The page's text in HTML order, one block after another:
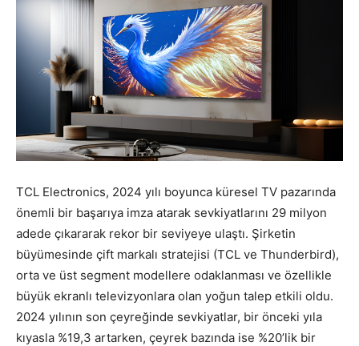
TCL Electronics, 2024 yılı boyunca küresel TV pazarında
önemli bir başarıya imza atarak sevkiyatlarını 29 milyon
adede çıkararak rekor bir seviyeye ulaştı. Şirketin
büyümesinde çift markalı stratejisi (TCL ve Thunderbird),
orta ve üst segment modellere odaklanması ve özellikle
büyük ekranlı televizyonlara olan yoğun talep etkili oldu.
2024 yılının son çeyreğinde sevkiyatlar, bir önceki yıla
kıyasla %19,3 artarken, çeyrek bazında ise %20’lik bir